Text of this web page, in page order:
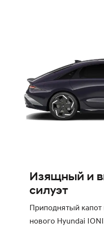
Изящный и
силуэт
Приподнятый
нового Hyundai